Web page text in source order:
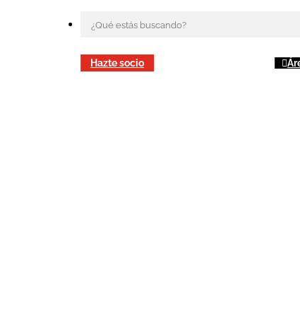
Hazte socio